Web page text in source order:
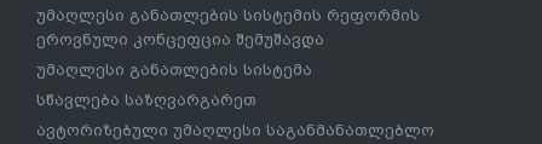
უმაღლესი განათლების სისტემის რეფორმის
ეროვნული კონცეფცია შემუშავდა
უმაღლესი განათლების სისტემა
სწავლება საზღვარგარეთ
ავტორიზებული უმაღლესი საგანმანათლებლო